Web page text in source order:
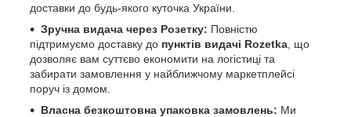
доставки до будь-якого куточка України.
Зручна видача через Розетку: Повністю
підтримуємо доставку до пунктів видачі Rozetka , що
дозволяє вам суттєво економити на логістиці та
забирати замовлення у найближчому маркетплейсі
поруч із домом.
Власна безкоштовна упаковка замовлень: Ми